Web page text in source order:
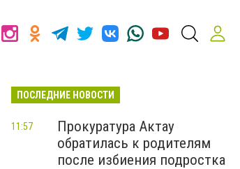
ПОСЛЕДНИЕ НОВОСТИ
Прокуратура Актау
обратилась к родителям
после избиения подростка
11:57